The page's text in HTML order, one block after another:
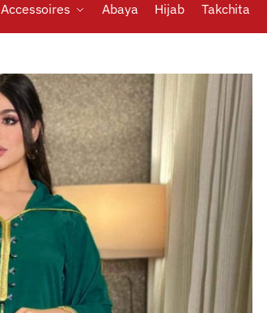
Accessoires Abaya Hijab Takchita